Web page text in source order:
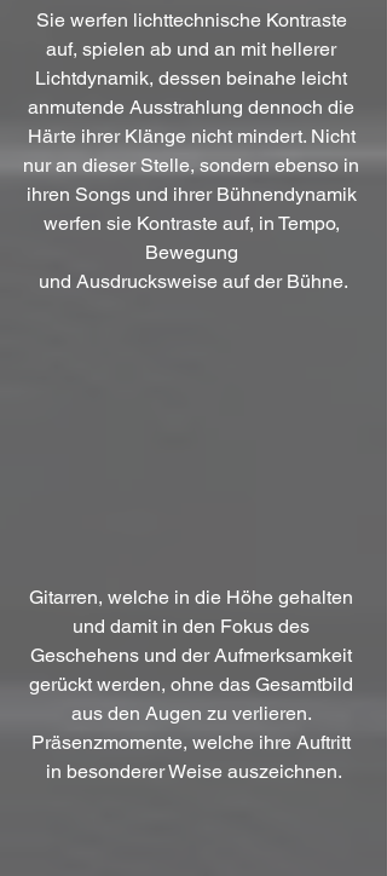
Sie werfen lichttechnische Kontraste
auf, spielen ab und an mit hellerer
Lichtdynamik, dessen beinahe leicht
anmutende Ausstrahlung dennoch die
Härte ihrer Klänge nicht mindert. Nicht
nur an dieser Stelle, sondern ebenso in
ihren Songs und ihrer Bühnendynamik
werfen sie Kontraste auf, in Tempo,
Bewegung
und Ausdrucksweise auf der Bühne.
Gitarren, welche in die Höhe gehalten
und damit in den Fokus des
Geschehens und der Aufmerksamkeit
gerückt werden, ohne das Gesamtbild
aus den Augen zu verlieren.
Präsenzmomente, welche ihre Auftritt
in besonderer Weise auszeichnen.